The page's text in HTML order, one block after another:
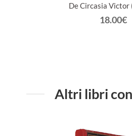
De Circasia Victor
18.00€
Altri libri